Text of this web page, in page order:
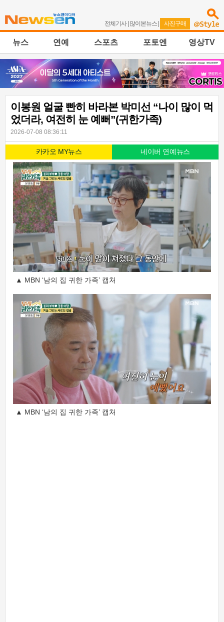
전체기사| 많이본뉴스 | 사진구매
뉴스 연예 스포츠 포토엔 영상TV
이봉원 얼굴 빤히 바라본 박미선 “나이 많이 먹
었더라, 여전히 눈 예뻐”(귀한가족)
2026-07-08 08:36:11
카카오 MY뉴스 네이버 연예뉴스
▲ MBN ‘남의 집 귀한 가족’ 캡처
▲ MBN ‘남의 집 귀한 가족’ 캡처